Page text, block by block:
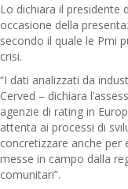
Lo dichiara il presidente
occasione della
secondo il quale le Pmi
crisi.
“I dati analizzati da
Cerved – dichiara
agenzie di rating in
attenta ai processi di
concretizzare anche
messe in campo dalla
comunitari”.